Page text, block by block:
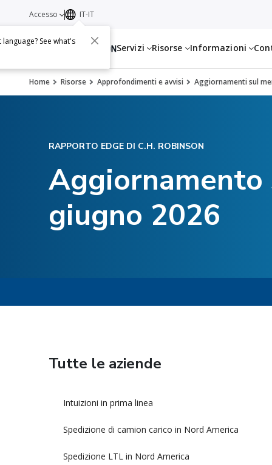
Servizi Risorse Informazioni
Accesso IT-IT
See what's
Home Risorse Approfondimenti e avvisi Aggiornamenti sul
RAPPORTO EDGE DI C.H. ROBINSON
Aggiornamento
giugno 2026
Tutte le aziende
Intuizioni in prima linea
Spedizione di camion carico in Nord America
Spedizione LTL in Nord America